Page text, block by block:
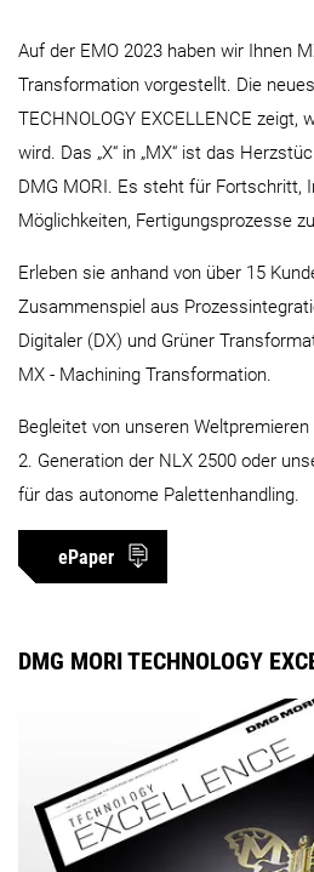
Auf der EMO 2023 haben wir Ihnen
Transformation vorgestellt. Die
TECHNOLOGY EXCELLENCE zeigt,
wird. Das „X“ in „MX“ ist das
DMG MORI. Es steht für Fortschritt,
Möglichkeiten, Fertigungsprozesse
Erleben sie anhand von über 15
Zusammenspiel aus
Digitaler (DX) und Grüner
MX - Machining Transformation.
Begleitet von unseren
2. Generation der NLX 2500 oder
für das autonome Palettenhandling.
ePaper
DMG MORI TECHNOLOGY